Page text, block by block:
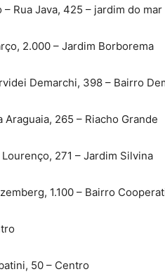
Rua Java, 425 – jardim do mar
2.000 – Jardim Borborema
Demarchi, 398 – Bairro
265 – Riacho Grande
271 – Jardim Silvina
1.100 – Bairro
50 – Centro